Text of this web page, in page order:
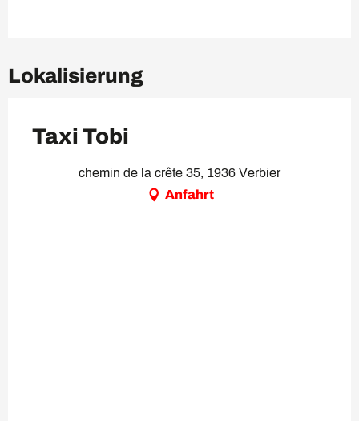
Lokalisierung
Taxi Tobi
chemin de la crête 35, 1936 Verbier
Anfahrt